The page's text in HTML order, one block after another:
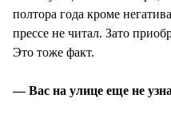
полтора года кроме
прессе не читал. Зато
Это тоже факт.
— Вас на улице еще не